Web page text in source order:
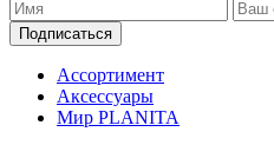
Подписаться
Ассортимент
Аксессуары
Мир PLANITA